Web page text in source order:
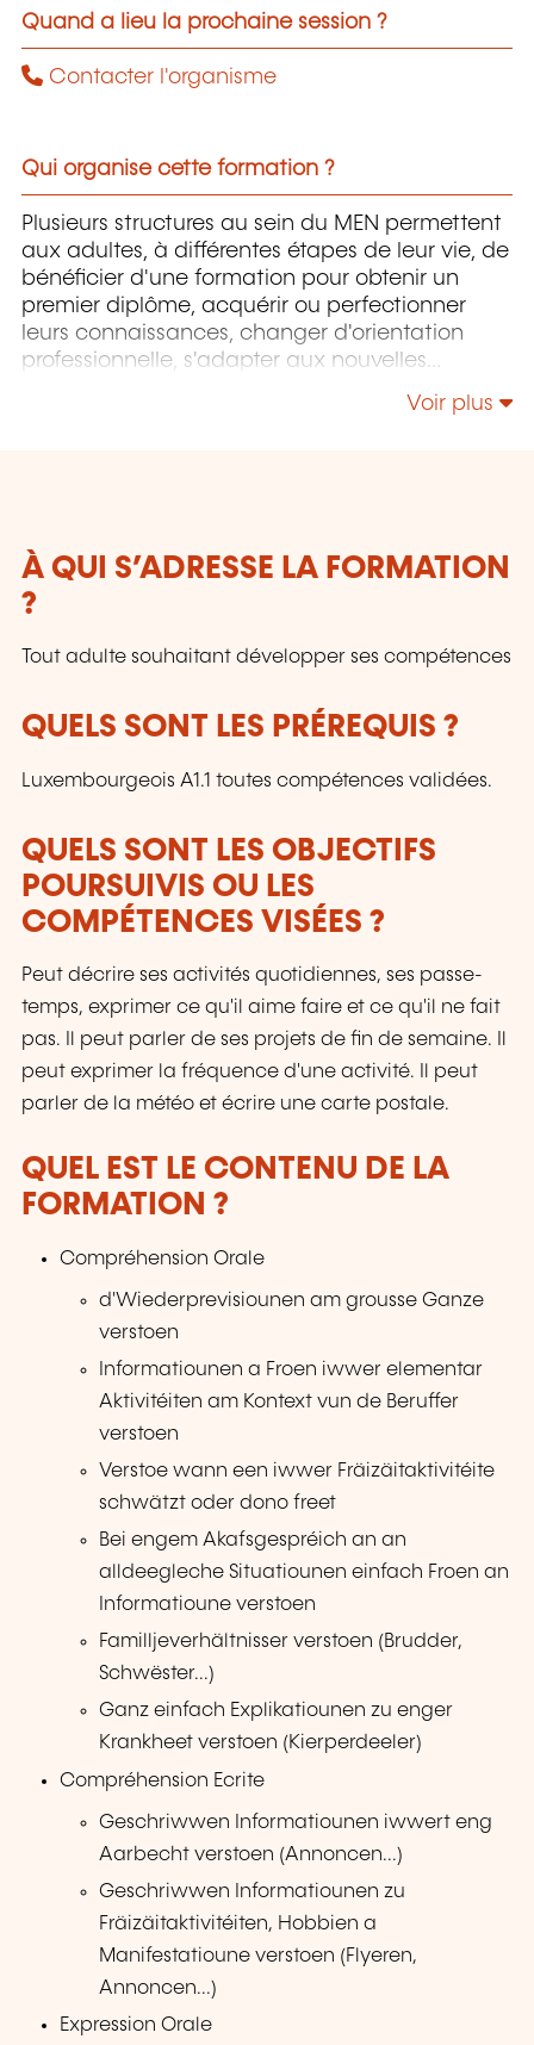
Quand a lieu la prochaine session ?
Contacter l'organisme
Qui organise cette formation ?
Plusieurs structures au sein du MEN permettent
aux adultes, à différentes étapes de leur vie, de
bénéficier d'une formation pour obtenir un
premier diplôme, acquérir ou perfectionner
leurs connaissances, changer d'orientation
professionnelle, s'adapter aux nouvelles
technologies, enrichir leur culture personnelle...
Voir plus
À QUI S’ADRESSE LA FORMATION
?
Tout adulte souhaitant développer ses compétences
QUELS SONT LES PRÉREQUIS ?
Luxembourgeois A1.1 toutes compétences validées.
QUELS SONT LES OBJECTIFS
POURSUIVIS OU LES
COMPÉTENCES VISÉES ?
Peut décrire ses activités quotidiennes, ses passe-
temps, exprimer ce qu'il aime faire et ce qu'il ne fait
pas. Il peut parler de ses projets de fin de semaine. Il
peut exprimer la fréquence d'une activité. Il peut
parler de la météo et écrire une carte postale.
QUEL EST LE CONTENU DE LA
FORMATION ?
Compréhension Orale
d'Wiederprevisiounen am grousse Ganze
verstoen
Informatiounen a Froen iwwer elementar
Aktivitéiten am Kontext vun de Beruffer
verstoen
Verstoe wann een iwwer Fräizäitaktivitéite
schwätzt oder dono freet
Bei engem Akafsgespréich an an
alldeegleche Situatiounen einfach Froen an
Informatioune verstoen
Familljeverhältnisser verstoen (Brudder,
Schwëster...)
Ganz einfach Explikatiounen zu enger
Krankheet verstoen (Kierperdeeler)
Compréhension Ecrite
Geschriwwen Informatiounen iwwert eng
Aarbecht verstoen (Annoncen...)
Geschriwwen Informatiounen zu
Fräizäitaktivitéiten, Hobbien a
Manifestatioune verstoen (Flyeren,
Annoncen...)
Expression Orale